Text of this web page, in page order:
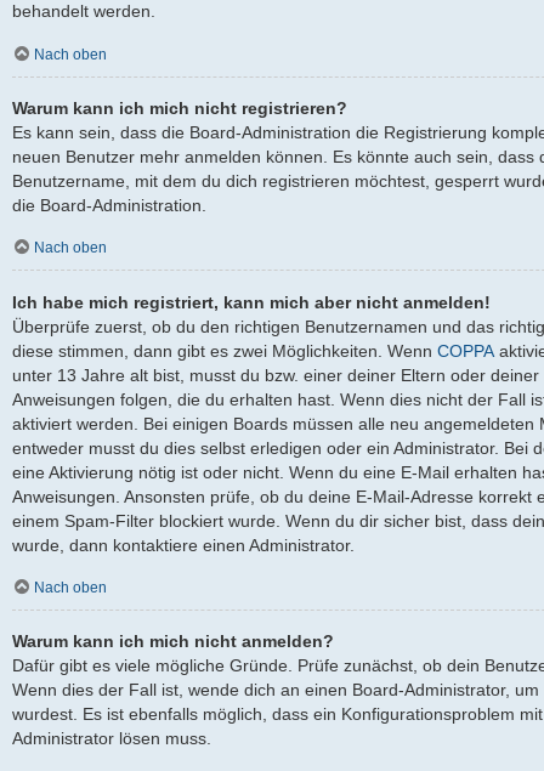
behandelt werden.
Nach oben
Warum kann ich mich nicht registrieren?
Es kann sein, dass die Board-Administration die Registrierung
neuen Benutzer mehr anmelden können. Es könnte auch sein, dass
Benutzername, mit dem du dich registrieren möchtest, gesperrt
die Board-Administration.
Nach oben
Ich habe mich registriert, kann mich aber nicht anmelden!
Überprüfe zuerst, ob du den richtigen Benutzernamen und das
diese stimmen, dann gibt es zwei Möglichkeiten. Wenn COPPA
unter 13 Jahre alt bist, musst du bzw. einer deiner Eltern oder
Anweisungen folgen, die du erhalten hast. Wenn dies nicht der Fall
aktiviert werden. Bei einigen Boards müssen alle neu
entweder musst du dies selbst erledigen oder ein Administrator. Bei
eine Aktivierung nötig ist oder nicht. Wenn du eine E-Mail erhalten
Anweisungen. Ansonsten prüfe, ob du deine E-Mail-Adresse korrekt
einem Spam-Filter blockiert wurde. Wenn du dir sicher bist, dass
wurde, dann kontaktiere einen Administrator.
Nach oben
Warum kann ich mich nicht anmelden?
Dafür gibt es viele mögliche Gründe. Prüfe zunächst, ob dein
Wenn dies der Fall ist, wende dich an einen Board-Administrator,
wurdest. Es ist ebenfalls möglich, dass ein Konfigurationsproblem
Administrator lösen muss.